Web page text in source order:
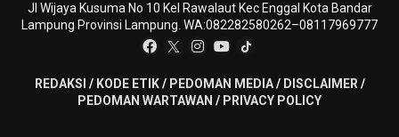
Jl Wijaya Kusuma No 10 Kel Rawalaut Kec Enggal Kota Bandar
Lampung Provinsi Lampung. WA:082282580262–08117969777
REDAKSI / KODE ETIK/ PEDOMAN MEDIA/ DISCLAIMER /
PEDOMAN WARTAWAN / PRIVACY POLICY